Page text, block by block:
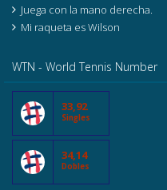
Juega con la mano derecha.
Mi raqueta es Wilson
WTN - World Tennis Number
33,92
Singles
34,14
Dobles